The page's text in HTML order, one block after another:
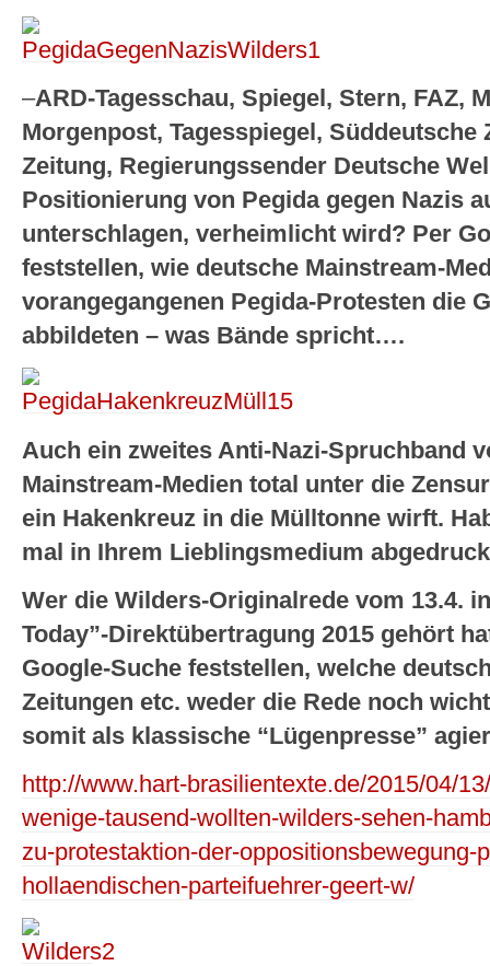
–ARD-Tagesschau, Spiegel, Stern, FAZ,
Morgenpost, Tagesspiegel,
Zeitung, Regierungssender Deutsche
Positionierung von Pegida gegen Nazis
unterschlagen, verheimlicht wird? Per
feststellen, wie deutsche Mainstream-
vorangegangenen Pegida-Protesten die
abbildeten – was Bände spricht….
Auch ein zweites Anti-Nazi-Spruchband
Mainstream-Medien total unter die
ein Hakenkreuz in die Mülltonne wirft.
mal in Ihrem Lieblingsmedium
Wer die Wilders-Originalrede vom 13.4.
Today”-Direktübertragung 2015 gehört
Google-Suche feststellen, welche
Zeitungen etc. weder die Rede noch
somit als klassische “Lügenpresse”
http://www.hart-brasilientexte.de/2015/04/
wenige-tausend-wollten-wilders-sehen-
zu-protestaktion-der-oppositionsbewegung-
hollaendischen-parteifuehrer-geert-w/